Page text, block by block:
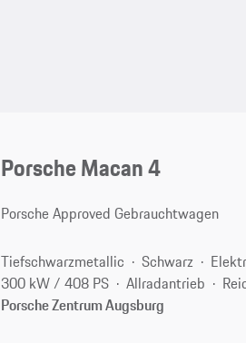
Porsche Macan 4
Porsche Approved Gebrauchtwagen
Tiefschwarzmetallic Schwarz
300 kW / 408 PS
Allradantrieb
Porsche Zentrum Augsburg